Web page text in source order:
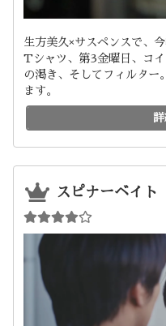
生方美久×サスペンスで、今
Tシャツ、第3金曜日、コ
の渇き、そしてフィルター
ます。
スピナーベイト